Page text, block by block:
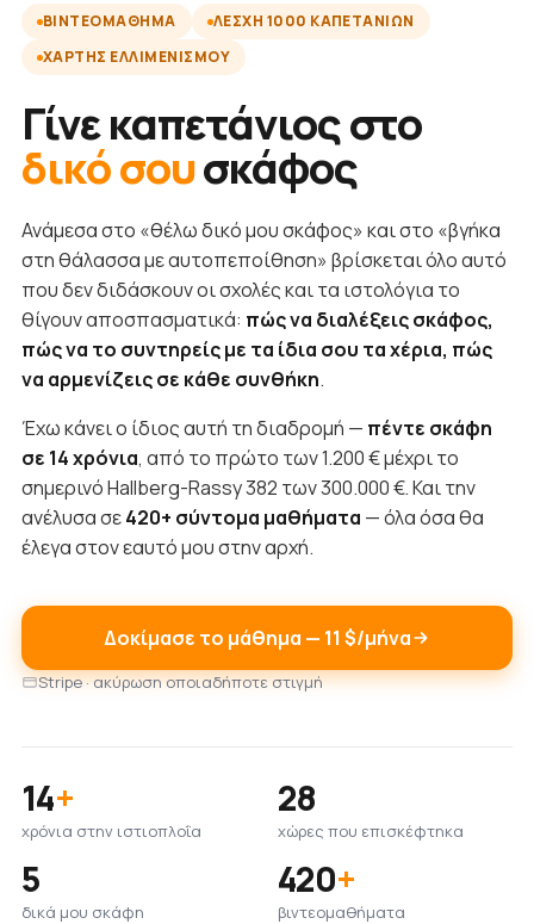
ΒΙΝΤΕΟΜΆΘΗΜΑ
ΛΈΣΧΗ 1000 ΚΑΠΕΤΆΝΙΩΝ
ΧΆΡΤΗΣ ΕΛΛΙΜΕΝΙΣΜΟΎ
Γίνε καπετάνιος στο
δικό σουσκάφος
Ανάμεσα στο «θέλω δικό μου σκάφος» και στο «βγήκα
στη θάλασσα με αυτοπεποίθηση» βρίσκεται όλο αυτό
που δεν διδάσκουν οι σχολές και τα ιστολόγια το
θίγουν αποσπασματικά: πώς να διαλέξεις σκάφος,
πώς να το συντηρείς με τα ίδια σου τα χέρια, πώς
να αρμενίζεις σε κάθε συνθήκη.
Έχω κάνει ο ίδιος αυτή τη διαδρομή — πέντε σκάφη
σε 14 χρόνια, από το πρώτο των 1.200 € μέχρι το
σημερινό Hallberg-Rassy 382 των 300.000 €. Και την
ανέλυσα σε420+ σύντομα μαθήματα — όλα όσα θα
έλεγα στον εαυτό μου στην αρχή.
Δοκίμασε το μάθημα — 11 $/μήνα
Stripe · ακύρωση οποιαδήποτε στιγμή
14+
χρόνια στην ιστιοπλοΐα
28
χώρες που επισκέφτηκα
5
δικά μου σκάφη
420+
βιντεομαθήματα